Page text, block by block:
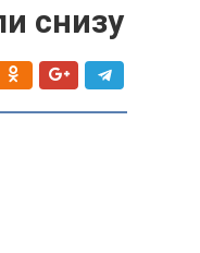
снизу